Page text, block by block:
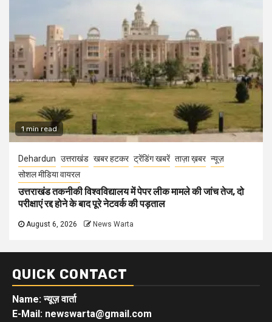
1 min read
Dehardun उत्तराखंड खबर हटकर ट्रेंडिंग खबरें ताज़ा ख़बर न्यूज़
सोशल मीडिया वायरल
उत्तराखंड तकनीकी विश्वविद्यालय में पेपर लीक मामले की जांच तेज, दो
परीक्षाएं रद्द होने के बाद पूरे नेटवर्क की पड़ताल
August 6, 2026 News Warta
QUICK CONTACT
Name: न्यूज़ वार्ता
E-Mail: newswarta@gmail.com